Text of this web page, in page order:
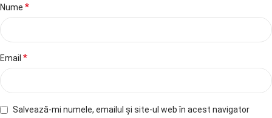
Nume *
Email *
Salvează-mi numele, emailul și site-ul web în acest navigator